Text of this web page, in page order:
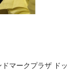
マークプラザ ドッ